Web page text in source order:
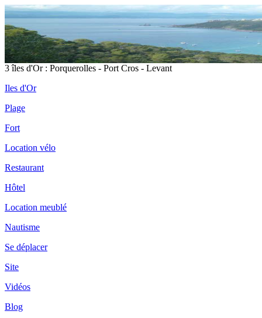
3 îles d'Or : Porquerolles - Port Cros - Levant
Iles d'Or
Plage
Fort
Location vélo
Restaurant
Hôtel
Location meublé
Nautisme
Se déplacer
Site
Vidéos
Blog